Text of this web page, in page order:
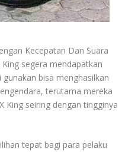
Kecepatan Dan Suara
segera mendapatkan
bisa menghasilkan
terutama mereka
King seiring dengan tingginya
tepat bagi para pelaku